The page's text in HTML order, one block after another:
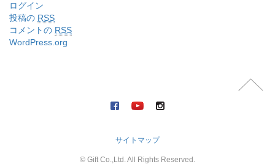
ログイン
投稿の RSS
コメントの RSS
WordPress.org
サイトマップ
© Gift Co.,Ltd. All Rights Reserved.